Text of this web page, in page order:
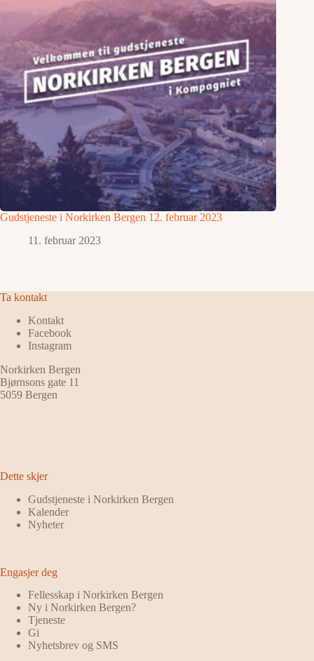
Gudstjeneste i Norkirken Bergen 12. februar 2023
11. februar 2023
Ta kontakt
Kontakt
Facebook
Instagram
Norkirken Bergen
Bjørnsons gate 11
5059 Bergen
Dette skjer
Gudstjeneste i Norkirken Bergen
Kalender
Nyheter
Engasjer deg
Fellesskap i Norkirken Bergen
Ny i Norkirken Bergen?
Tjeneste
Gi
Nyhetsbrev og SMS